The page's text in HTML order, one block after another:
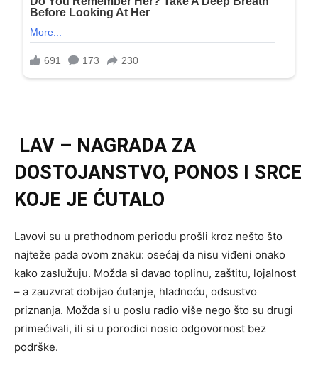
LAV – NAGRADA ZA
DOSTOJANSTVO, PONOS I SRCE
KOJE JE ĆUTALO
Lavovi su u prethodnom periodu prošli kroz nešto što
najteže pada ovom znaku: osećaj da nisu viđeni onako
kako zaslužuju. Možda si davao toplinu, zaštitu, lojalnost
– a zauzvrat dobijao ćutanje, hladnoću, odsustvo
priznanja. Možda si u poslu radio više nego što su drugi
primećivali, ili si u porodici nosio odgovornost bez
podrške.